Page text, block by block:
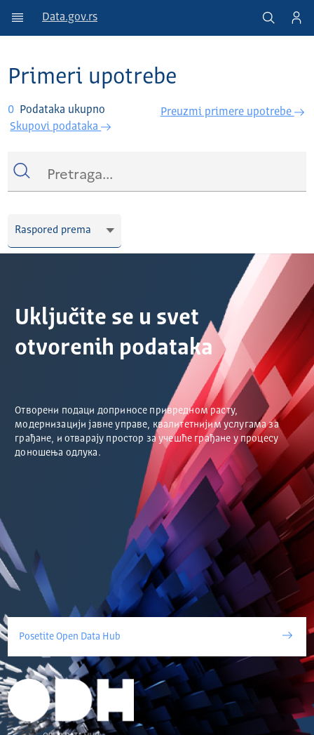
Data.gov.rs
Primeri upotrebe
0 Podataka ukupno
Skupovi podataka
Preuzmi primere upotrebe
Uključite se u svet
otvorenih podataka
Отворени подаци доприносе привредном расту,
модернизацији јавне управе, квалитетнијим услугама за
грађане, и отварају простор за учешће грађане у процесу
доношења одлука.
Posetite Open Data Hub